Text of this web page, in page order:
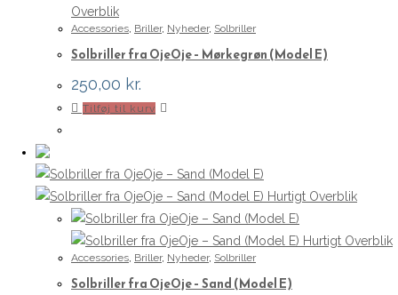
Overblik
Accessories Briller, Nyheder, Solbriller
Solbriller fra OjeOje – Mørkegrøn (Model E)
250,00 kr.
Tilføj til kurv
Hurtigt Overblik
Hurtigt Overblik
Accessories, Briller, Nyheder, Solbriller
Solbriller fra OjeOje – Sand (Model E)